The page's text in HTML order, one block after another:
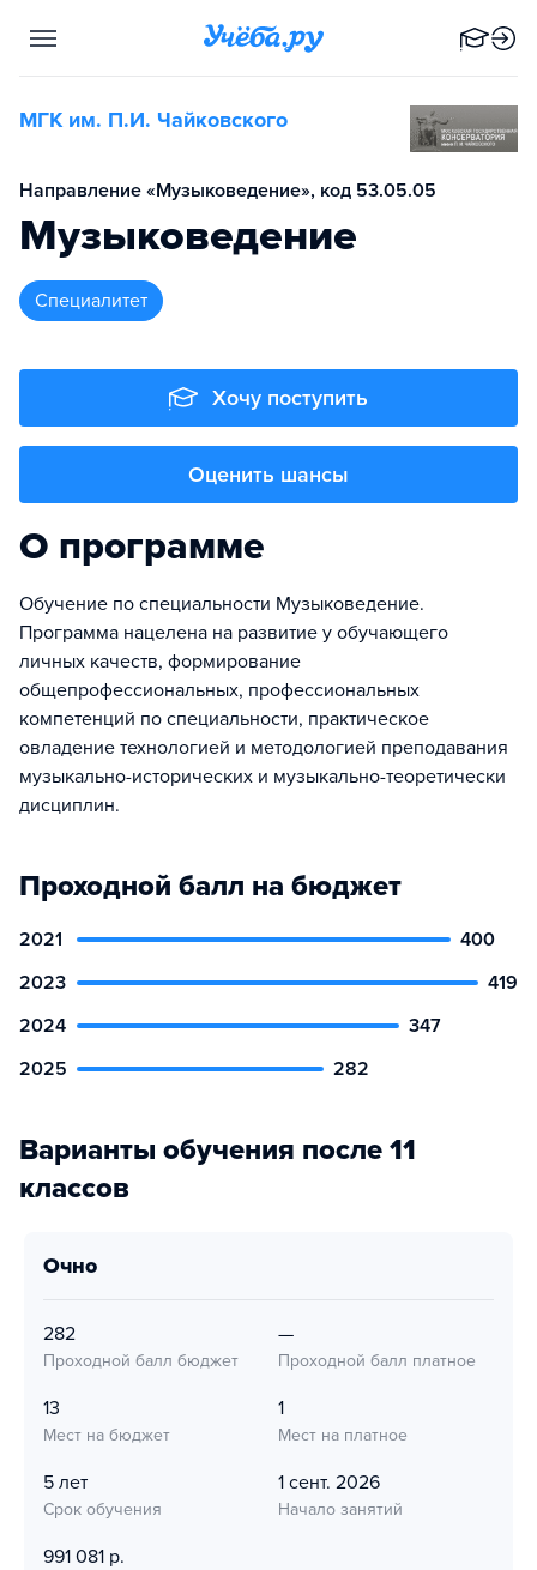
МГК им. П.И. Чайковского
Направление «Музыковедение», код 53.05.05
Музыковедение
специалитет
Хочу поступить
Оценить шансы
О программе
Обучение по специальности Музыковедение.
Программа нацелена на развитие у обучающего
личных качеств, формирование
общепрофессиональных, профессиональных
компетенций по специальности, практическое
овладение технологией и методологией преподавания
музыкально-исторических и музыкально-теоретически
дисциплин.
Проходной балл на бюджет
2021
400
2023
419
2024
347
2025
282
Варианты обучения после 11
классов
очно
282
Проходной балл бюджет
—
Проходной балл платное
13
Мест на бюджет
1
Мест на платное
5 лет
Срок обучения
1 сент. 2026
Начало занятий
991 081 р.